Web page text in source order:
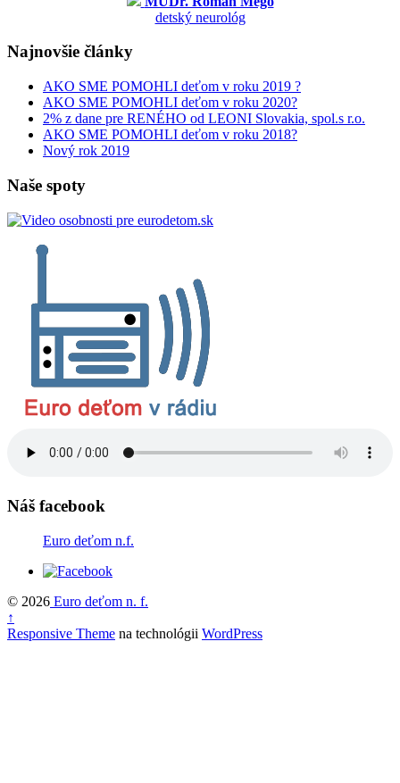
detský neurológ
Najnovšie články
AKO SME POMOHLI deťom v roku 2019 ?
AKO SME POMOHLI deťom v roku 2020?
2% z dane pre RENÉHO od LEONI Slovakia, spol.s r.o.
AKO SME POMOHLI deťom v roku 2018?
Nový rok 2019
Naše spoty
Náš facebook
Euro deťom n.f.
© 2026 Euro deťom n. f.
↑
Responsive Theme na technológii WordPress